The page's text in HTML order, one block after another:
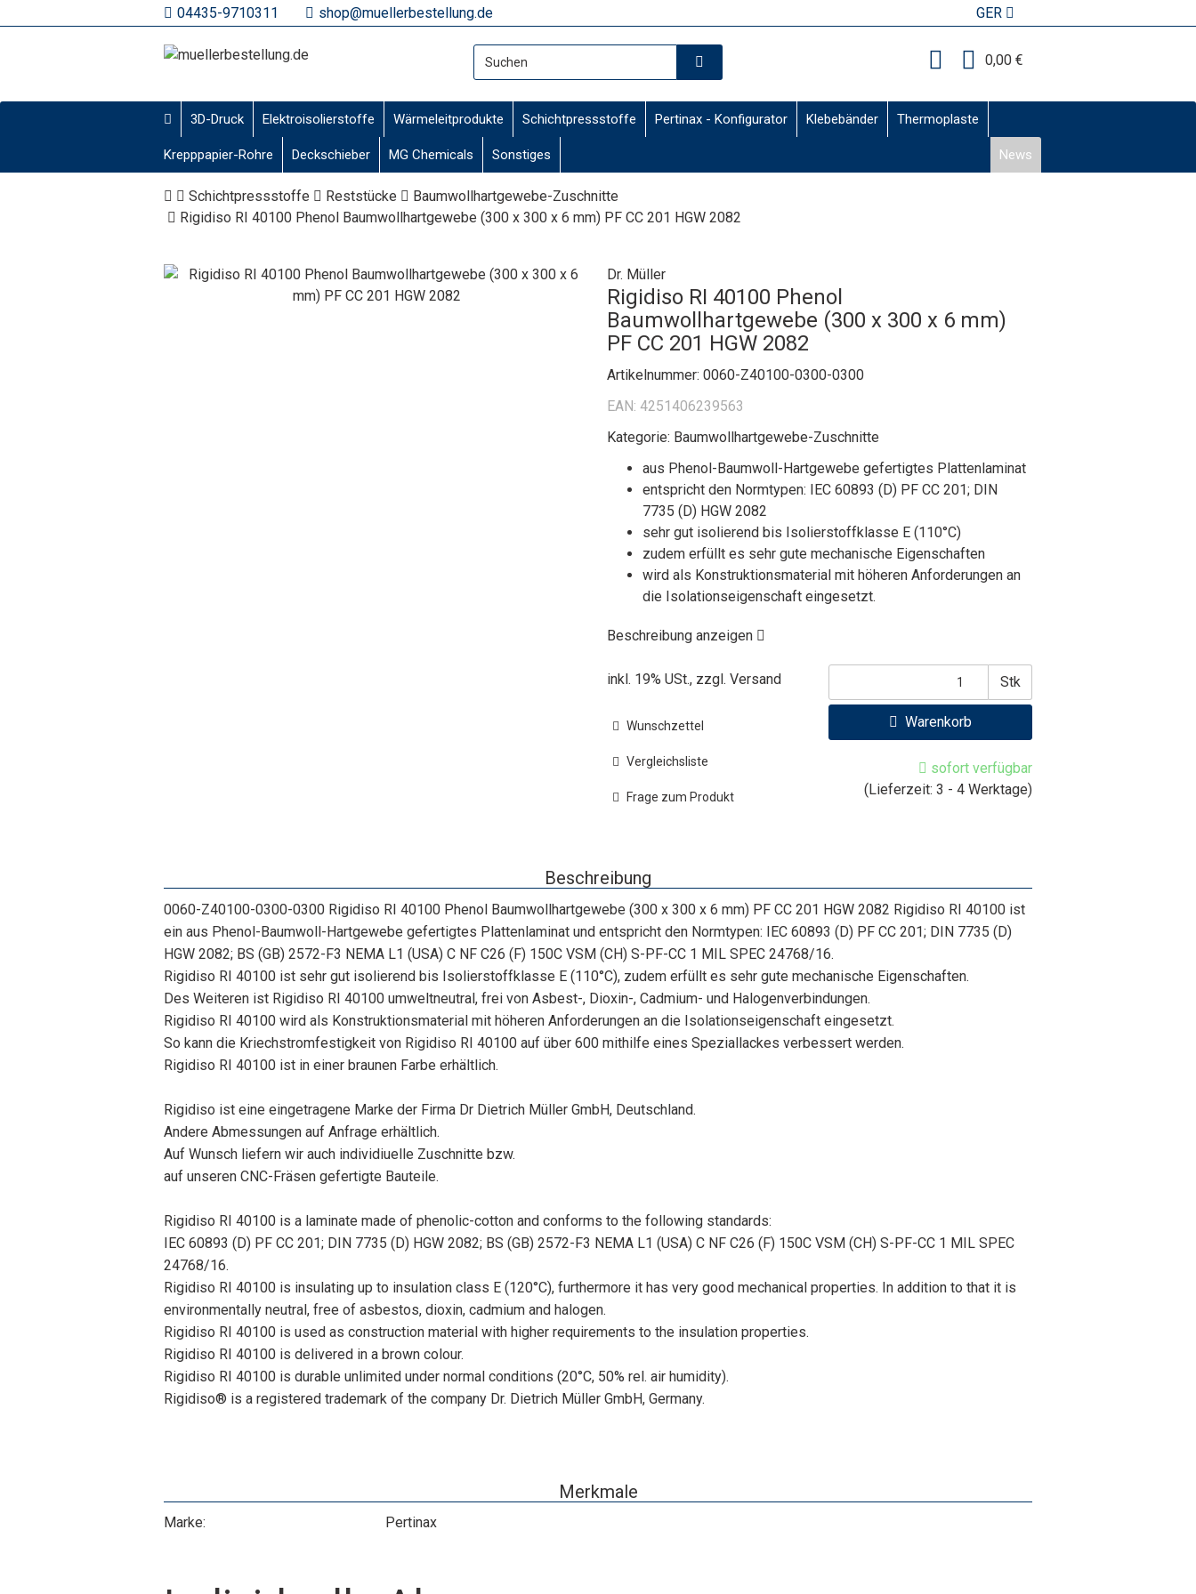
04435-9710311 shop@muellerbestellung.de GER
0,00 €
3D-Druck Elektroisolierstoffe Wärmeleitprodukte Schichtpressstoffe Pertinax - Konfigurator Klebebänder Thermoplaste
Krepppapier-Rohre Deckschieber MG Chemicals Sonstiges News
Schichtpressstoffe Reststücke
Baumwollhartgewebe-Zuschnitte
Rigidiso RI 40100 Phenol Baumwollhartgewebe (300 x 300 x 6 mm) PF CC 201 HGW 2082
Dr. Müller
Rigidiso RI 40100 Phenol
Baumwollhartgewebe (300 x 300 x 6 mm)
PF CC 201 HGW 2082
Artikelnummer: 0060-Z40100-0300-0300
EAN: 4251406239563
Kategorie: Baumwollhartgewebe-Zuschnitte
aus Phenol-Baumwoll-Hartgewebe gefertigtes Plattenlaminat
entspricht den Normtypen: IEC 60893 (D) PF CC 201; DIN
7735 (D) HGW 2082
sehr gut isolierend bis Isolierstoffklasse E (110°C)
zudem erfüllt es sehr gute mechanische Eigenschaften
wird als Konstruktionsmaterial mit höheren Anforderungen an
die Isolationseigenschaft eingesetzt.
Beschreibung anzeigen
inkl. 19% USt., zzgl. Versand
Wunschzettel
Vergleichsliste
Frage zum Produkt
Stk
Warenkorb
sofort verfügbar
(Lieferzeit: 3 - 4 Werktage)
Beschreibung
0060-Z40100-0300-0300 Rigidiso RI 40100 Phenol Baumwollhartgewebe (300 x 300 x 6 mm) PF CC 201 HGW 2082 Rigidiso RI 40100 ist
ein aus Phenol-Baumwoll-Hartgewebe gefertigtes Plattenlaminat und entspricht den Normtypen: IEC 60893 (D) PF CC 201; DIN 7735 (D)
HGW 2082; BS (GB) 2572-F3 NEMA L1 (USA) C NF C26 (F) 150C VSM (CH) S-PF-CC 1 MIL SPEC 24768/16.
Rigidiso RI 40100 ist sehr gut isolierend bis Isolierstoffklasse E (110°C), zudem erfüllt es sehr gute mechanische Eigenschaften.
Des Weiteren ist Rigidiso RI 40100 umweltneutral, frei von Asbest-, Dioxin-, Cadmium- und Halogenverbindungen.
Rigidiso RI 40100 wird als Konstruktionsmaterial mit höheren Anforderungen an die Isolationseigenschaft eingesetzt.
So kann die Kriechstromfestigkeit von Rigidiso RI 40100 auf über 600 mithilfe eines Speziallackes verbessert werden.
Rigidiso RI 40100 ist in einer braunen Farbe erhältlich.
Rigidiso ist eine eingetragene Marke der Firma Dr Dietrich Müller GmbH, Deutschland.
Andere Abmessungen auf Anfrage erhältlich.
Auf Wunsch liefern wir auch individiuelle Zuschnitte bzw.
auf unseren CNC-Fräsen gefertigte Bauteile.
Rigidiso RI 40100 is a laminate made of phenolic-cotton and conforms to the following standards:
IEC 60893 (D) PF CC 201; DIN 7735 (D) HGW 2082; BS (GB) 2572-F3 NEMA L1 (USA) C NF C26 (F) 150C VSM (CH) S-PF-CC 1 MIL SPEC
24768/16.
Rigidiso RI 40100 is insulating up to insulation class E (120°C), furthermore it has very good mechanical properties. In addition to that it is
environmentally neutral, free of asbestos, dioxin, cadmium and halogen.
Rigidiso RI 40100 is used as construction material with higher requirements to the insulation properties.
Rigidiso RI 40100 is delivered in a brown colour.
Rigidiso RI 40100 is durable unlimited under normal conditions (20°C, 50% rel. air humidity).
Rigidiso® is a registered trademark of the company Dr. Dietrich Müller GmbH, Germany.
Merkmale
Marke: Pertinax